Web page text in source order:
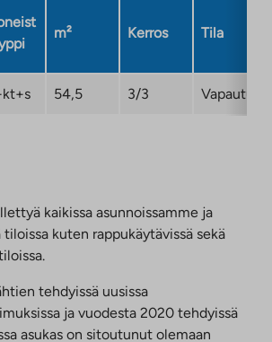
m² Kerros Tila
54,5 3/3
kaikissa asunnoissamme ja
kuten rappukäytävissä sekä
tehdyissä uusissa
ja vuodesta 2020 tehdyissä
asukas on sitoutunut olemaan